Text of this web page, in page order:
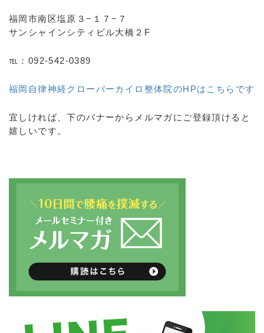
福岡市南区塩原３−１７−７
サンシャインシティビル大橋２F
℡：092-542-0389
福岡自律神経クローバーカイロ整体院のHPはこちらです
宜しければ、下のバナーからメルマガにご登録頂けると
嬉しいです。